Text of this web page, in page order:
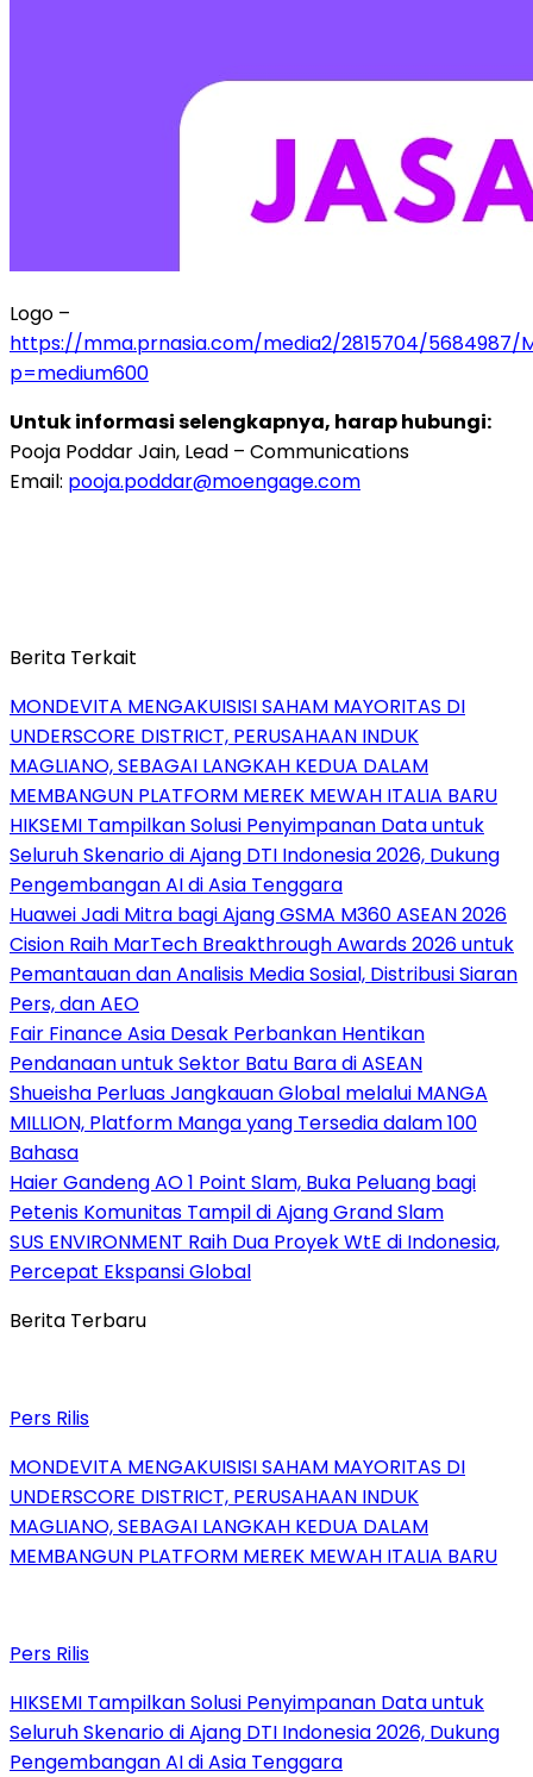
Logo –
https://mma.prnasia.com/media2/2815704/5684987/
p=medium600
Untuk informasi selengkapnya, harap hubungi:
Pooja Poddar Jain, Lead – Communications
Email: pooja.poddar@moengage.com
Berita Terkait
MONDEVITA MENGAKUISISI SAHAM MAYORITAS DI
UNDERSCORE DISTRICT, PERUSAHAAN INDUK
MAGLIANO, SEBAGAI LANGKAH KEDUA DALAM
MEMBANGUN PLATFORM MEREK MEWAH ITALIA BARU
HIKSEMI Tampilkan Solusi Penyimpanan Data untuk
Seluruh Skenario di Ajang DTI Indonesia 2026, Dukung
Pengembangan AI di Asia Tenggara
Huawei Jadi Mitra bagi Ajang GSMA M360 ASEAN 2026
Cision Raih MarTech Breakthrough Awards 2026 untuk
Pemantauan dan Analisis Media Sosial, Distribusi Siaran
Pers, dan AEO
Fair Finance Asia Desak Perbankan Hentikan
Pendanaan untuk Sektor Batu Bara di ASEAN
Shueisha Perluas Jangkauan Global melalui MANGA
MILLION, Platform Manga yang Tersedia dalam 100
Bahasa
Haier Gandeng AO 1 Point Slam, Buka Peluang bagi
Petenis Komunitas Tampil di Ajang Grand Slam
SUS ENVIRONMENT Raih Dua Proyek WtE di Indonesia,
Percepat Ekspansi Global
Berita Terbaru
Pers Rilis
MONDEVITA MENGAKUISISI SAHAM MAYORITAS DI
UNDERSCORE DISTRICT, PERUSAHAAN INDUK
MAGLIANO, SEBAGAI LANGKAH KEDUA DALAM
MEMBANGUN PLATFORM MEREK MEWAH ITALIA BARU
Pers Rilis
HIKSEMI Tampilkan Solusi Penyimpanan Data untuk
Seluruh Skenario di Ajang DTI Indonesia 2026, Dukung
Pengembangan AI di Asia Tenggara